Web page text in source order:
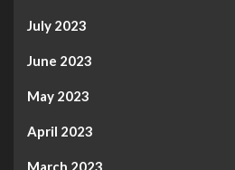
July 2023
June 2023
May 2023
April 2023